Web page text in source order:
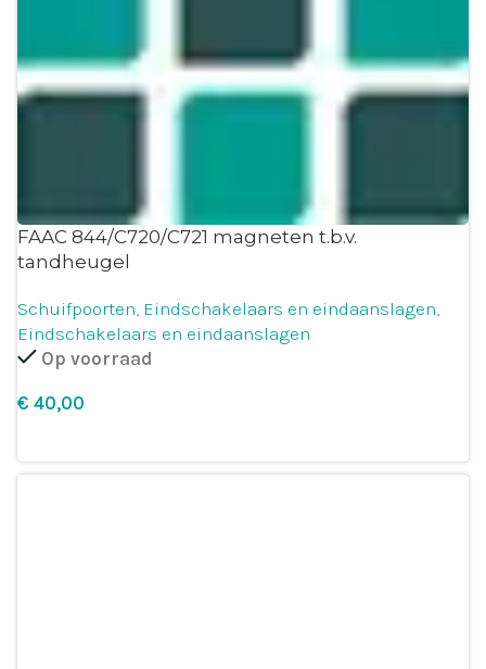
FAAC 844/C720/C721 magneten t.b.v.
tandheugel
Schuifpoorten, Eindschakelaars en eindaanslagen,
Eindschakelaars en eindaanslagen
Op voorraad
€